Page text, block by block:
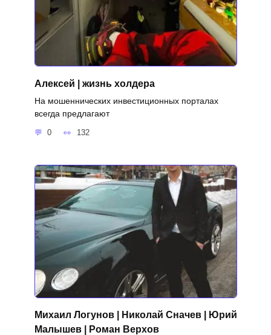
Алексей | жизнь холдера
На мошеннических инвестиционных порталах
всегда предлагают
0 132
Михаил Логунов | Николай Сначев | Юрий
Малышев | Роман Верхов